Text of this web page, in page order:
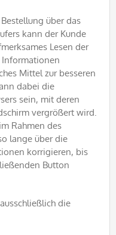
über das
kann der Kunde
Lesen der
Mittel zur besseren
dabei die
sein, mit deren
vergrößert wird.
Rahmen des
lange über die
korrigieren, bis
Button
die